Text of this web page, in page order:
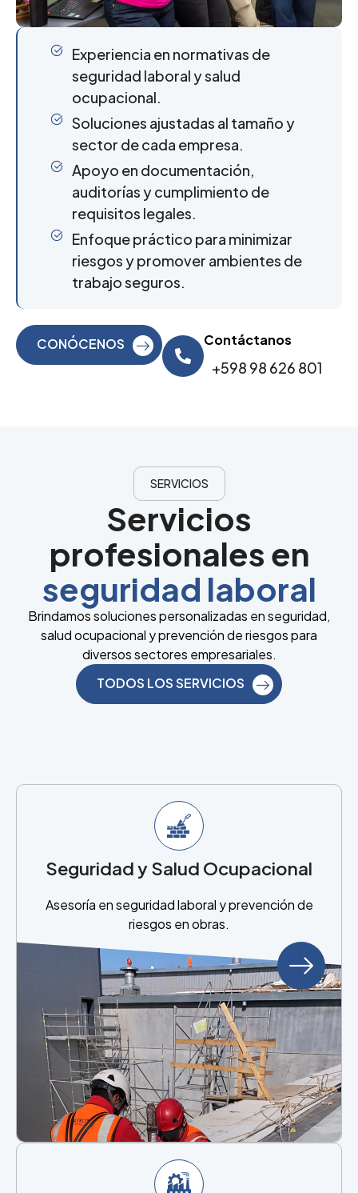
Experiencia en normativas de
seguridad laboral y salud
ocupacional.
Soluciones ajustadas al tamaño y
sector de cada empresa.
Apoyo en documentación,
auditorías y cumplimiento de
requisitos legales.
Enfoque práctico para minimizar
riesgos y promover ambientes de
trabajo seguros.
CONÓCENOS Contáctanos
+598 98 626 801
SERVICIOS
Servicios
profesionales en
seguridad laboral
Brindamos soluciones personalizadas en seguridad,
salud ocupacional y prevención de riesgos para
diversos sectores empresariales.
TODOS LOS SERVICIOS
Seguridad y Salud Ocupacional
Asesoría en seguridad laboral y prevención de
riesgos en obras.